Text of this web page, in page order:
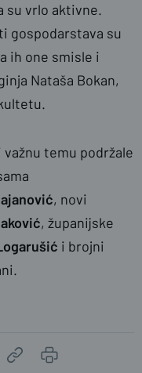
su vrlo aktivne.
gospodarstava su
ih one smisle i
Nataša Bokan,
temu podržale
, novi
, županijske
i brojni